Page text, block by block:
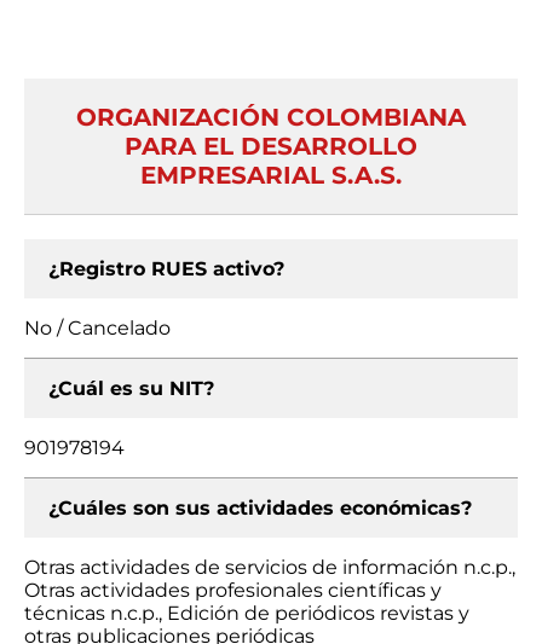
ORGANIZACIÓN COLOMBIANA
PARA EL DESARROLLO
EMPRESARIAL S.A.S.
¿Registro RUES activo?
No / Cancelado
¿Cuál es su NIT?
901978194
¿Cuáles son sus actividades económicas?
Otras actividades de servicios de información n.c.p.,
Otras actividades profesionales científicas y
técnicas n.c.p., Edición de periódicos revistas y
otras publicaciones periódicas